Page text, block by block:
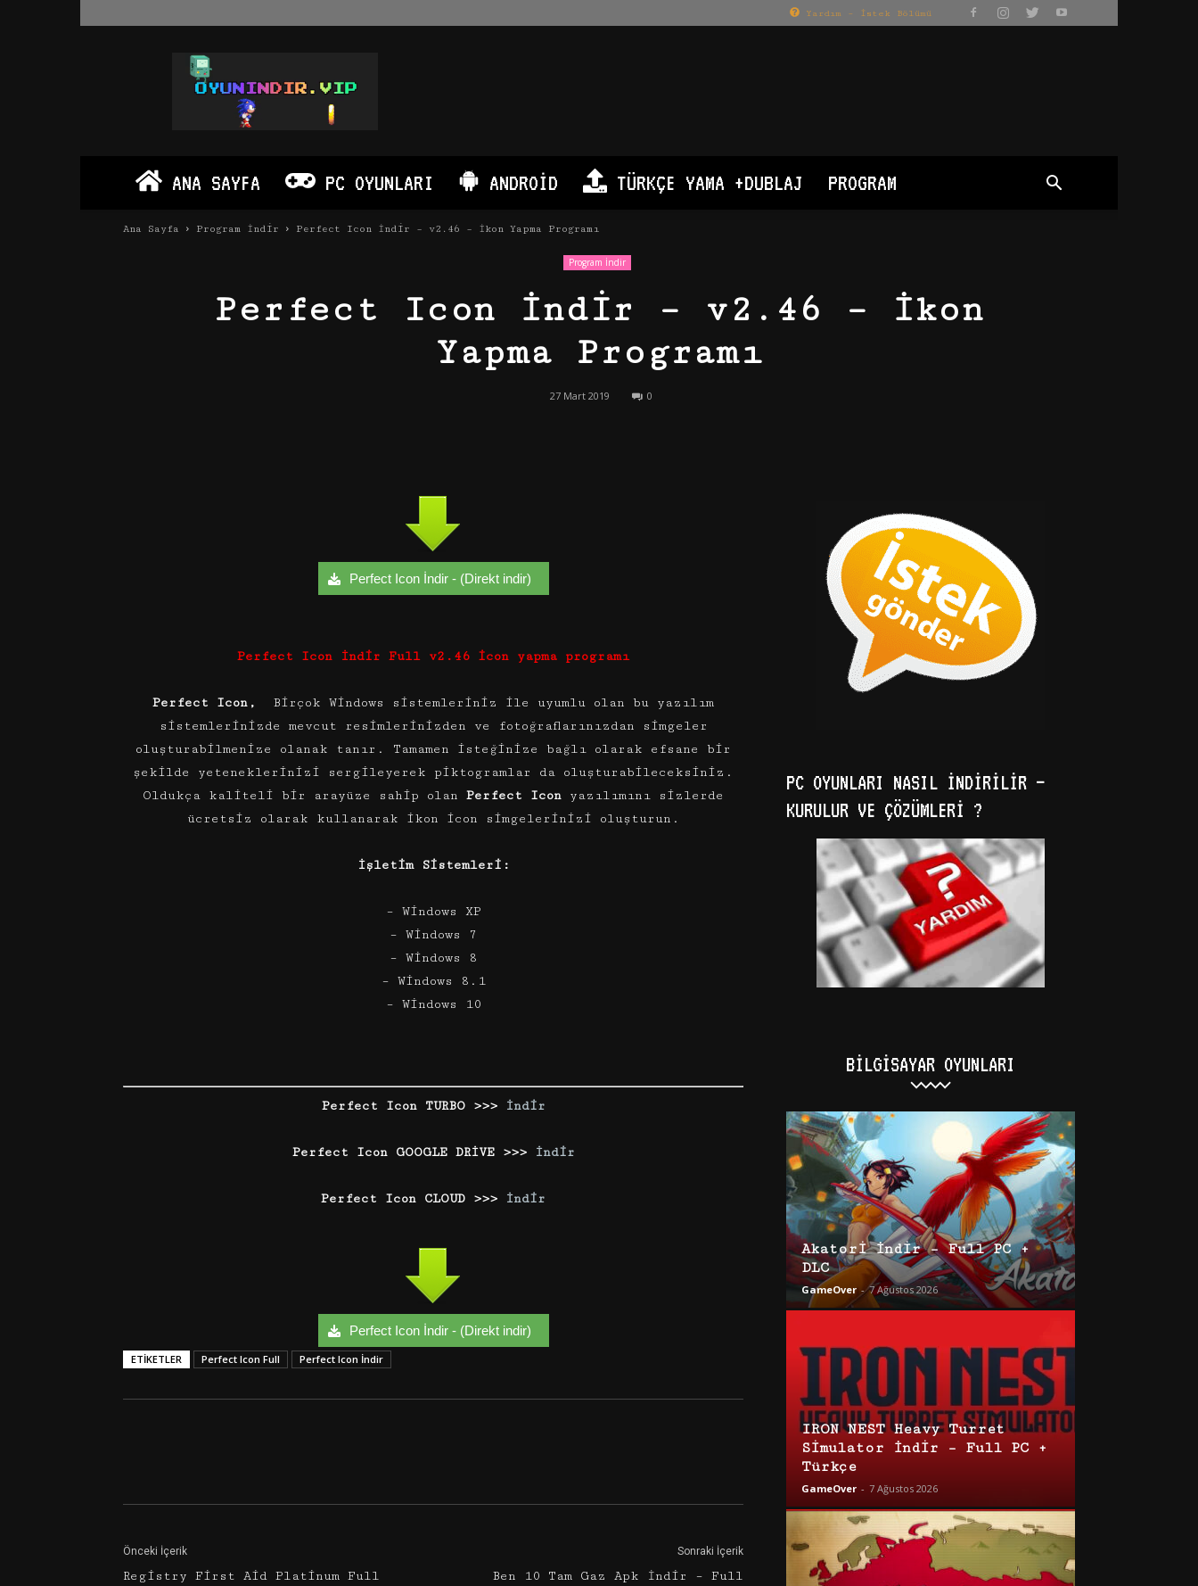
Yardım – İstek Bölümü
Oyun
İndir
PC
Android
ANA SAYFA PC OYUNLARI ANDROID TÜRKÇE YAMA +DUBLAJ PROGRAM
Ana Sayfa Program İndir Perfect Icon İndir – v2.46 – İkon Yapma Programı
Program İndir
Perfect Icon İndir – v2.46 – İkon
Yapma Programı
27 Mart 2019 0
Perfect Icon İndir - (Direkt indir)
Perfect Icon İndir Full v2.46 icon yapma programı
Perfect Icon,
Birçok Windows sistemleriniz ile uyumlu olan bu yazılım
sistemlerinizde mevcut resimlerinizden ve fotoğraflarınızdan simgeler
oluşturabilmenize olanak tanır. Tamamen isteğinize bağlı olarak efsane bir
şekilde yeteneklerinizi sergileyerek piktogramlar da oluşturabileceksiniz.
Oldukça kaliteli bir arayüze sahip olan Perfect Icon yazılımını sizlerde
ücretsiz olarak kullanarak ikon icon simgelerinizi oluşturun.
İşletim Sistemleri:
– Windows XP
– Windows 7
– Windows 8
– Windows 8.1
– Windows 10
Perfect Icon TURBO >>> İndir
Perfect Icon GOOGLE DRİVE >>>İndir
Perfect Icon CLOUD >>> İndir
Perfect Icon İndir - (Direkt indir)
ETIKETLER Perfect Icon Full Perfect Icon İndir
Önceki İçerik
Registry First Aid Platinum Full
Sonraki İçerik
Ben 10 Tam Gaz Apk İndir – Full
PC OYUNLARI NASIL İNDIRILIR –
KURULUR VE ÇÖZÜMLERI ?
BILGISAYAR OYUNLARI
Akatori İndir – Full PC +
DLC
GameOver - 7 Ağustos 2026
IRON NEST Heavy Turret
Simulator İndir – Full PC +
Türkçe
GameOver - 7 Ağustos 2026